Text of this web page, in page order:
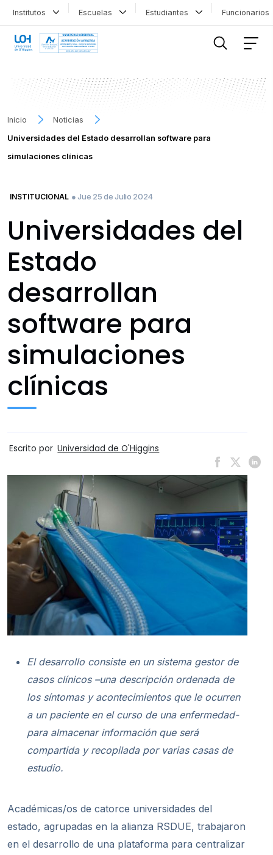
Institutos Escuelas Estudiantes
Inicio
Noticias
Universidades del Estado desarrollan software para
simulaciones clínicas
INSTITUCIONAL ● Jue 25 de Julio 2024
Universidades del
Estado
desarrollan
software para
simulaciones
clínicas
Escrito por Universidad de O'Higgins
Eldesarrollo consiste en un sistema gestor de
casos clínicos –una descripción ordenada de
los síntomas y acontecimientos que le ocurren
a un paciente en el curso de una enfermedad-
para almacenar información que será
compartida y recopilada por varias casas de
estudio.
Académicas/os de catorce universidades del
estado, agrupadas en la alianza RSDUE, trabajaron
en el desarrollo de una plataforma para centralizar